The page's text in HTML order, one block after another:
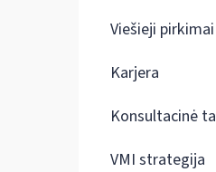
Viešieji pirkimai
Karjera
Konsultacinė
VMI strategija